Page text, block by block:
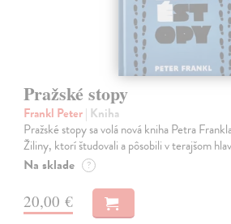
Pražské stopy
Frankl Peter| Kniha
Pražské stopy sa volá nová kniha Petra
Žiliny, ktorí študovali a pôsobili v terajšom
Na sklade ?
20,00 €